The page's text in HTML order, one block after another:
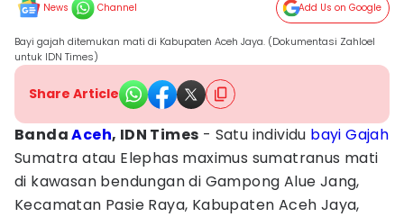
News Channel Add Us on Google
Bayi gajah ditemukan mati di Kabupaten Aceh Jaya. (Dokumentasi Zahloel
untuk IDN Times)
Share Article
BandaAceh, IDN Times - Satu individu bayi Gajah
Sumatra atau Elephas maximus sumatranus mati
di kawasan bendungan di Gampong Alue Jang,
Kecamatan Pasie Raya, Kabupaten Aceh Jaya,